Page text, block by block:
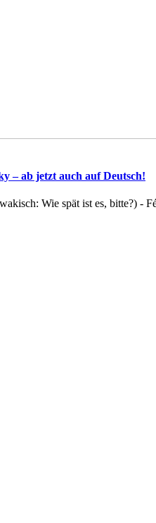
– ab jetzt auch auf Deutsch!
Wie spät ist es, bitte?) -